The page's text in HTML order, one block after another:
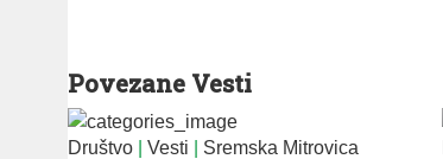
Povezane Vesti
Društvo Vesti Sremska Mitrovica